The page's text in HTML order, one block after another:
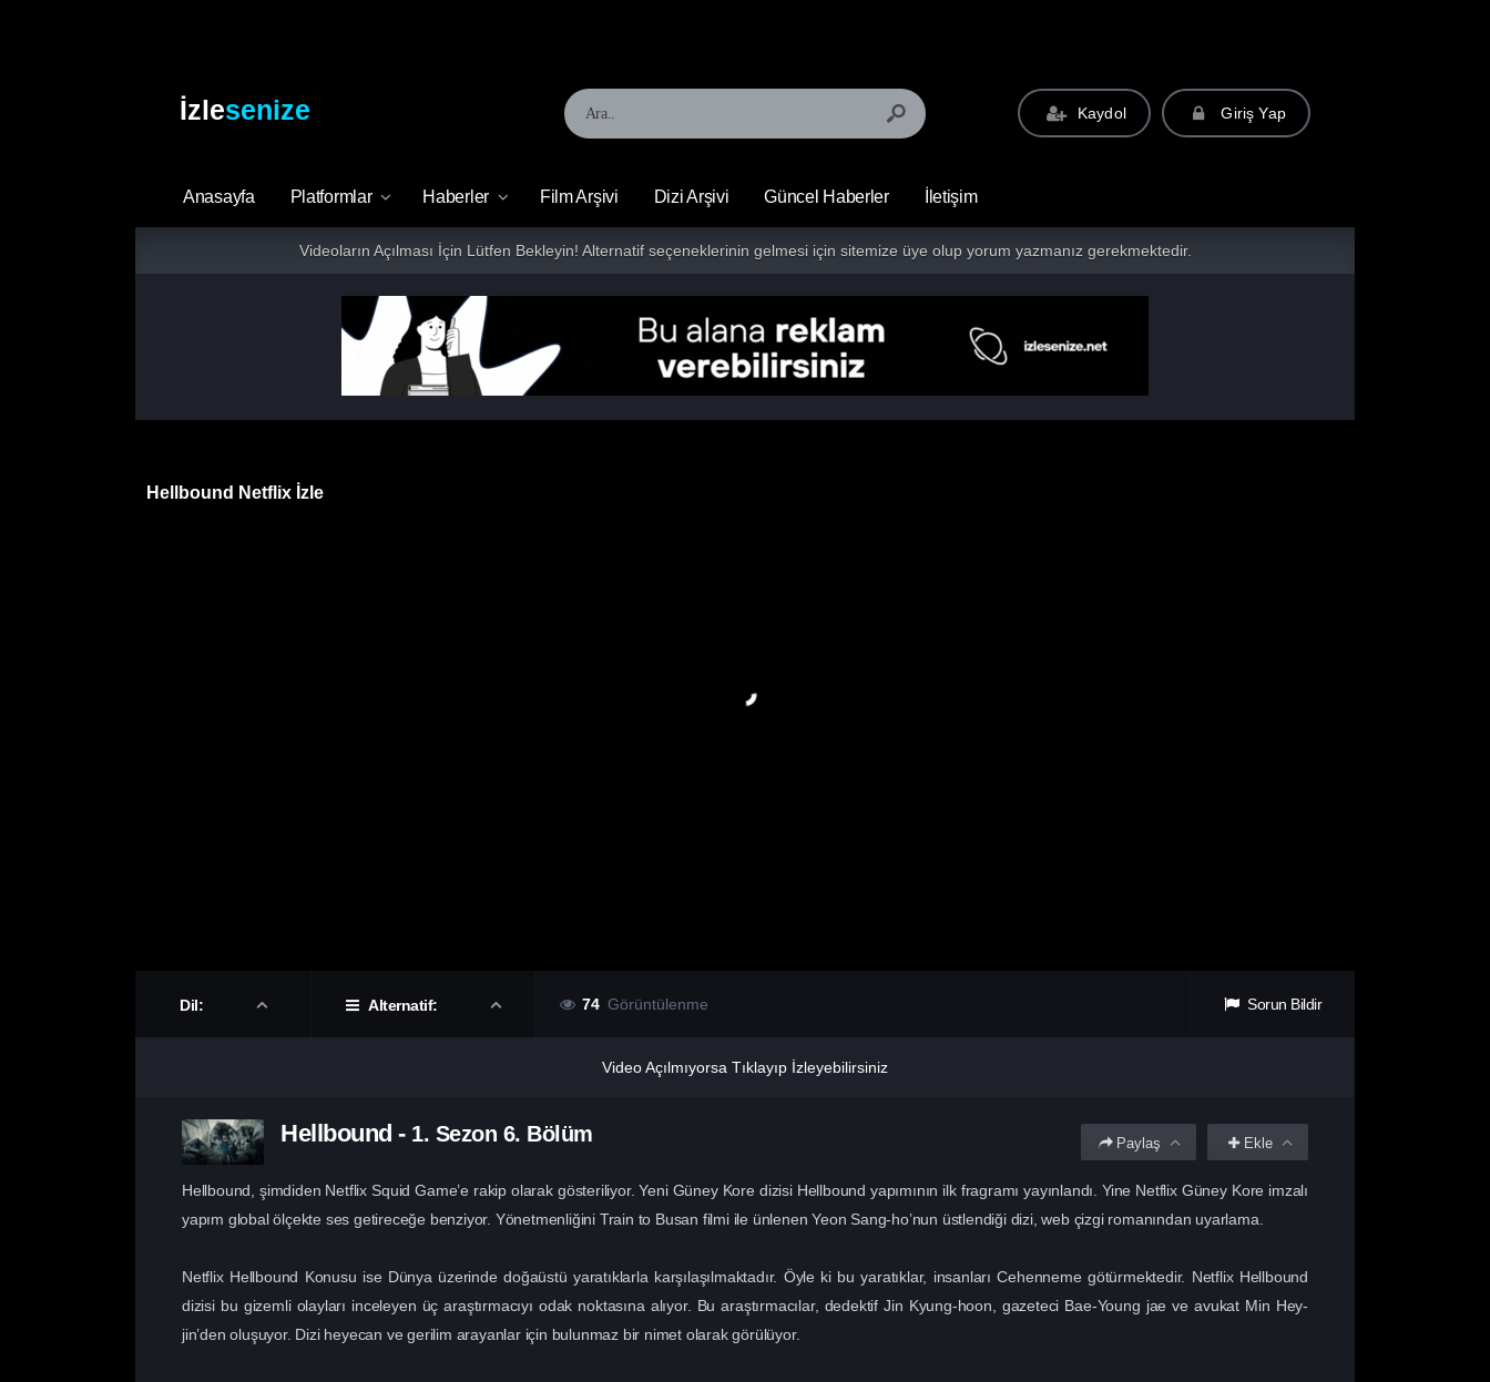
İzlesenize Kaydol Giriş Yap
Anasayfa Platformlar Haberler Film Arşivi Dizi Arşivi Güncel Haberler İletişim
Videoların Açılması İçin Lütfen Bekleyin! Alternatif seçeneklerinin gelmesi için sitemize üye olup yorum yazmanız gerekmektedir.
Hellbound Netflix İzle
Dil: Alternatif: 74 Görüntülenme Sorun Bildir
Video Açılmıyorsa Tıklayıp İzleyebilirsiniz
Hellbound - 1. Sezon 6. Bölüm Ekle
Paylaş
Hellbound, şimdiden Netflix Squid Game’e rakip olarak gösteriliyor. Yeni Güney Kore dizisi Hellbound yapımının ilk fragramı yayınlandı. Yine Netflix Güney Kore imzalı
yapım global ölçekte ses getireceğe benziyor. Yönetmenliğini Train to Busan filmi ile ünlenen Yeon Sang-ho’nun üstlendiği dizi, web çizgi romanından uyarlama.
Netflix Hellbound Konusu ise Dünya üzerinde doğaüstü yaratıklarla karşılaşılmaktadır. Öyle ki bu yaratıklar, insanları Cehenneme götürmektedir. Netflix Hellbound
dizisi bu gizemli olayları inceleyen üç araştırmacıyı odak noktasına alıyor. Bu araştırmacılar, dedektif Jin Kyung-hoon, gazeteci Bae-Young jae ve avukat Min Hey-
jin’den oluşuyor. Dizi heyecan ve gerilim arayanlar için bulunmaz bir nimet olarak görülüyor.